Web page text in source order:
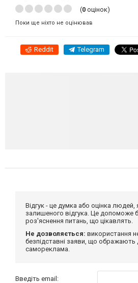
(0 оцінок)
Поки ще ніхто не оцінював
Reddit Telegram
Відгук - це думка або оцінка
залишеного відгука. Це допоможе
роз'яснення питань, що цікавлять.
Не дозволяється: використання
безпідставні заяви, що ображають
самореклама.
Введіть email: